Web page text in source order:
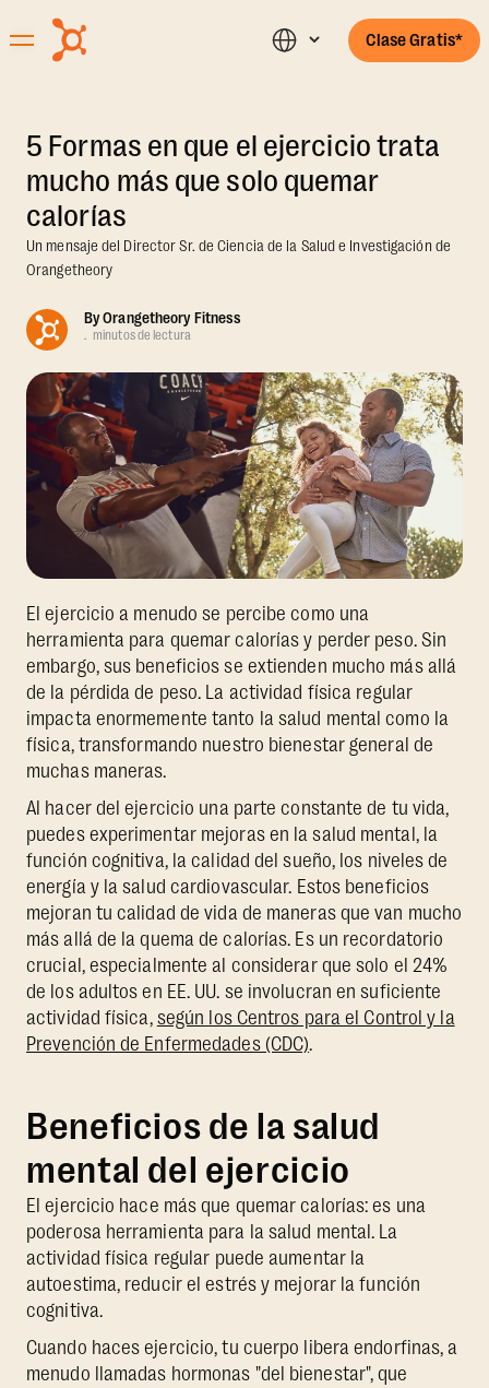
Clase Gratis*
5 Formas en que el ejercicio trata
mucho más que solo quemar
calorías
Un mensaje del Director Sr. de Ciencia de la Salud e Investigación de
Orangetheory
ByOrangetheory Fitness
. minutos de lectura
El ejercicio a menudo se percibe como una
herramienta para quemar calorías y perder peso. Sin
embargo, sus beneficios se extienden mucho más allá
de la pérdida de peso. La actividad física regular
impacta enormemente tanto la salud mental como la
física, transformando nuestro bienestar general de
muchas maneras.
Al hacer del ejercicio una parte constante de tu vida,
puedes experimentar mejoras en la salud mental, la
función cognitiva, la calidad del sueño, los niveles de
energía y la salud cardiovascular. Estos beneficios
mejoran tu calidad de vida de maneras que van mucho
más allá de la quema de calorías. Es un recordatorio
crucial, especialmente al considerar que solo el 24%
de los adultos en EE. UU. se involucran en suficiente
actividad física, según los Centros para el Control y la
Prevención de Enfermedades (CDC).
Beneficios de la salud
mental del ejercicio
El ejercicio hace más que quemar calorías: es una
poderosa herramienta para la salud mental. La
actividad física regular puede aumentar la
autoestima, reducir el estrés y mejorar la función
cognitiva.
Cuando haces ejercicio, tu cuerpo libera endorfinas, a
menudo llamadas hormonas "del bienestar", que